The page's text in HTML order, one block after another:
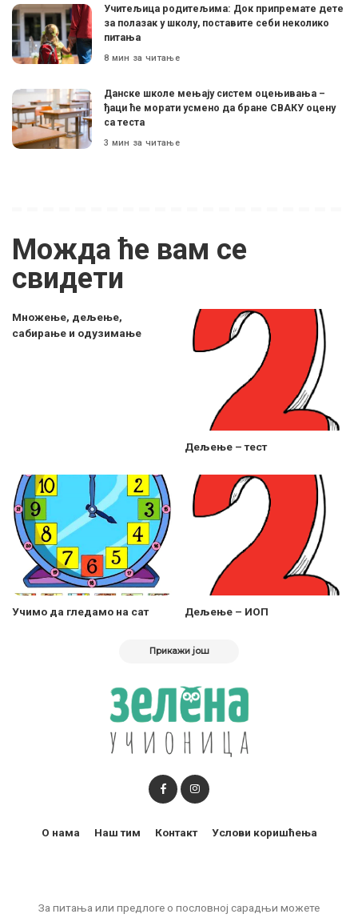
Учитељица родитељима: Док припремате дете
за полазак у школу, поставите себи неколико
питања
8 мин за читање
Данске школе мењају систем оцењивања –
ђаци ће морати усмено да бране СВАКУ оцену
са теста
3 мин за читање
Можда ће вам се
свидети
Mножење, дељење,
сабирање и одузимање
Дељење – тест
Учимо да гледамо на сат Дељење – ИОП
Прикажи још
За питања или предлоге о пословној сарадњи можете
О нама Наш тим Контакт Услови коришћења